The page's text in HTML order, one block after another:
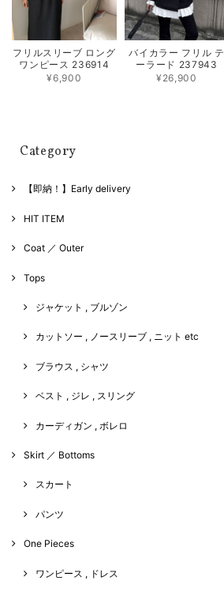
フリルスリーブ ロング
ワンピース 236914
¥6,900
バイカラー フリル テ
ーラード 237943
¥26,900
Category
【即納！】Early delivery
HIT ITEM
Coat ／ Outer
Tops
ジャケット , ブルゾン
カットソー , ノースリーブ , ニット etc
ブラウス , シャツ
ベスト , ジレ , スリング
カーディガン , ボレロ
Skirt ／ Bottoms
スカート
パンツ
One Pieces
ワンピース , ドレス